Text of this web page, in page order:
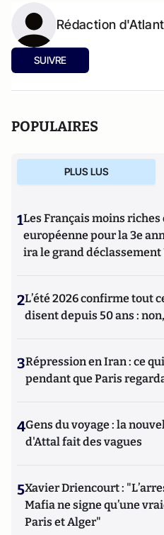
Rédaction
SUIVRE
POPULAIRES
PLUS LUS
1Les Français moins riches
européenne pour la 3e
ira le grand déclassement
2L’été 2026 confirme tout
disent depuis 50 ans :
3Répression en Iran : ce
pendant que Paris
4Gens du voyage : la
d'Attal fait des vagues
5Xavier Driencourt :
Mafia ne signe qu’une
Paris et Alger"